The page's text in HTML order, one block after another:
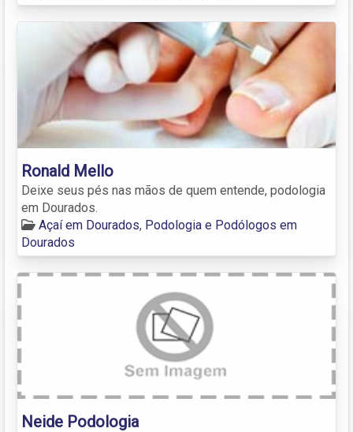
Ronald Mello
Deixe seus pés nas mãos de quem entende, podologia
em Dourados.
Açaí em Dourados, Podologia e Podólogos em
Dourados
Neide Podologia